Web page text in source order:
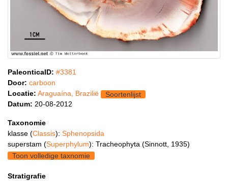
PaleonticaID: #3381
Door: carboon
Locatie: Araguaína, Brazilië
Soortenlijst
Datum: 20-08-2012
Taxonomie
klasse (Classis): Sphenopsida
superstam (Superphylum): Tracheophyta (Sinnott, 1935)
Toon volledige taxnomie
Stratigrafie